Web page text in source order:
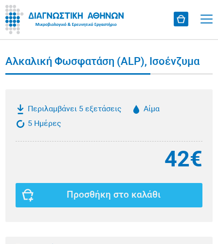
Αλκαλική Φωσφατάση (ALP), Ισοένζυμα
Περιλαμβάνει 5 εξετάσεις
Αίμα
5 Ημέρες
42€
Προσθήκη στο καλάθι